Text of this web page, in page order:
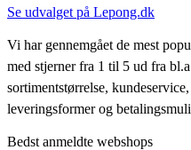
Se udvalget på Lepong.dk
Vi har gennemgået de mest
med stjerner fra 1 til 5 ud fra
sortimentstørrelse,
leveringsformer og
Bedst anmeldte webshops